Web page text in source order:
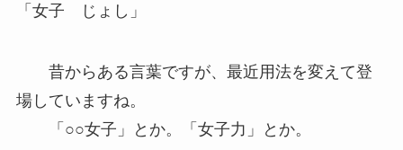
「女子 じょし」
昔からある言葉ですが、最近用法を変えて登
場していますね。
「○○女子」とか。「女子力」とか。